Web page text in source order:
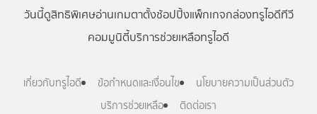
วันนี้ดูสิทธิพิเศษอ่านเกมตาตั้งช้อปปิ้งแพ็กเกจกล่องทรูไอดีทีวี
คอมมูนิตี้บริการช่วยเหลือทรูไอดี
เกี่ยวกับทรูไอดี ข้อกำหนดและเงื่อนไข
นโยบายความเป็นส่วนตัว
บริการช่วยเหลือ
ติดต่อเรา